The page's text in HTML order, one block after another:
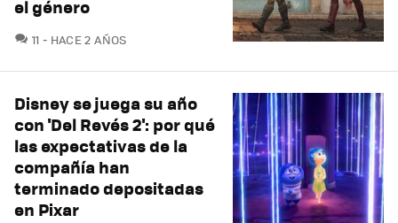
el género
11 COMENTARIOS
HACE 2 AÑOS
Disney se juega su año
con 'Del Revés 2': por qué
las expectativas de la
compañía han
terminado depositadas
en Pixar